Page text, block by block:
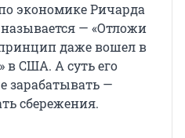
экономике Ричарда
— «Отложи
даже вошел в
в США. А суть его
зарабатывать —
сбережения.